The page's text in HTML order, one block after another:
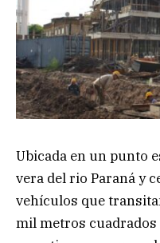
Ubicada en un punto
vera del rio Paraná y
vehículos que
mil metros cuadrados